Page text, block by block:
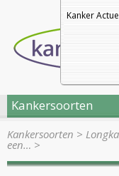
Kanker
Kankersoorten
Kankersoorten >
een… >